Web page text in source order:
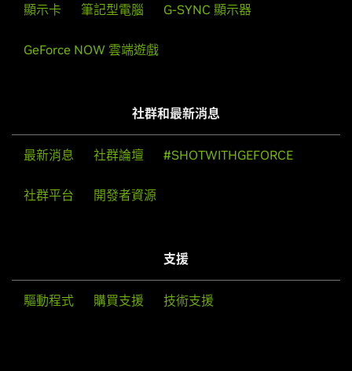
顯示卡 筆記型電腦 G-SYNC 顯示器
GeForce NOW 雲端遊戲
社群和最新消息
最新消息 社群論壇 #SHOTWITHGEFORCE
社群平台 開發者資源
支援
驅動程式 購買支援 技術支援